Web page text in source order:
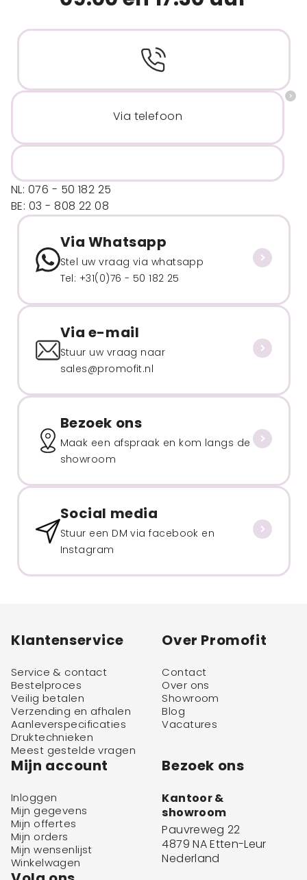
Via telefoon
NL: 076 - 50 182 25
BE: 03 - 808 22 08
Via Whatsapp
Stel uw vraag via whatsapp
Tel: +31(0)76 - 50 182 25
Via e-mail
Stuur uw vraag naar
sales@promofit.nl
Bezoek ons
Maak een afspraak en kom langs de
showroom
Social media
Stuur een DM via facebook en
Instagram
Klantenservice
Service & contact
Bestelproces
Veilig betalen
Verzending en afhalen
Aanleverspecificaties
Druktechnieken
Meest gestelde vragen
Over Promofit
Contact
Over ons
Showroom
Blog
Vacatures
Mijn account
Inloggen
Mijn gegevens
Mijn offertes
Mijn orders
Mijn wensenlijst
Winkelwagen
Bezoek ons
Kantoor &
showroom
Pauvreweg 22
4879 NA Etten-Leur
Nederland